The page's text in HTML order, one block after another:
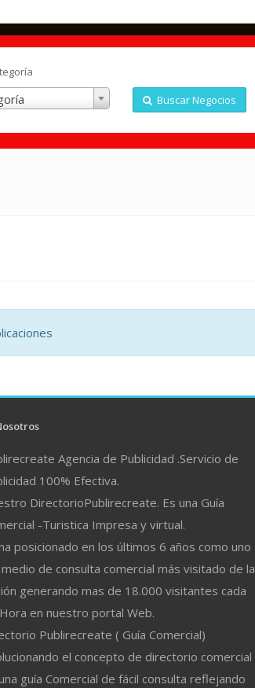
Buscar Negocios
Agencia de Publicidad .Servicio de
100% Efectiva.
DirectorioPublirecreate. Es una Guía
-Turistica Impresa y virtual.
posicionado en los últimos 6 años como uno
de consulta comercial más visitado de la
generando mas de 18.000 visitantes cada
en nuestro portal Web.
Publirecreate ( Guía Comercial)
el concepto de directorio comercial
guía Comercial de fácil consulta reflejando